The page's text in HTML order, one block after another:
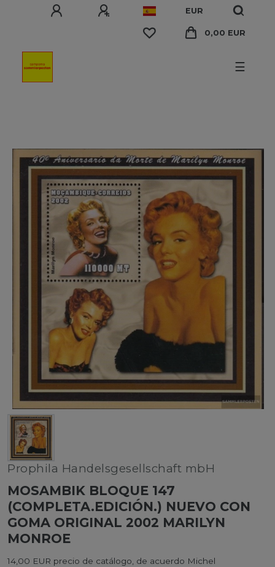
EUR
0,00 EUR
☰
Prophila Handelsgesellschaft mbH
MOSAMBIK BLOQUE 147
(COMPLETA.EDICIÓN.) NUEVO CON
GOMA ORIGINAL 2002 MARILYN
MONROE
14,00 EUR precio de catálogo, de acuerdo Michel